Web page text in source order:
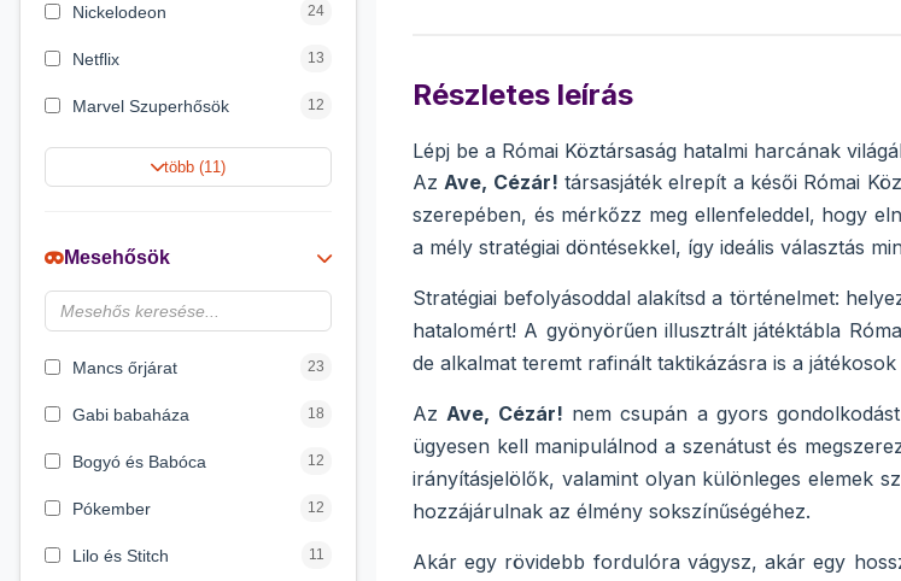
Nickelodeon 24
Netflix 13
Marvel Szuperhősök 12
Rubik bűvös kocka 10
Noris
Disney hercegnők 6
több (11)
Mesehősök
Mancs őrjárat 23
Gabi babaháza 18
Bogyó és Babóca 12
Pókember 12
Lilo és Stitch 11
Részletes leírás
Lépj be a Római Köztársaság hatalmi harcának
AzAve, Cézár! társasjáték elrepít a késői Római
szerepében, és mérkőzz meg ellenfeleddel, hogy
a mély stratégiai döntésekkel, így ideális választás
Stratégiai befolyásoddal alakítsd a történelmet:
hatalomért! A gyönyörűen illusztrált játéktábla
de alkalmat teremt rafinált taktikázásra is a
AzAve, Cézár! nem csupán a gyors
ügyesen kell manipulálnod a szenátust és
irányításjelölők, valamint olyan különleges elemek
hozzájárulnak az élmény sokszínűségéhez.
Akár egy rövidebb fordulóra vágysz, akár egy